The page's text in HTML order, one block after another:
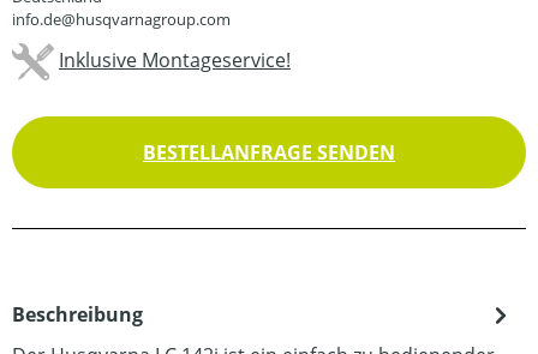
info.de@husqvarnagroup.com
Inklusive Montageservice!
BESTELLANFRAGE SENDEN
Beschreibung